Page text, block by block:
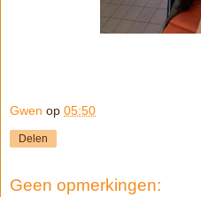
Gwen op 05:50
Delen
Geen opmerkingen: